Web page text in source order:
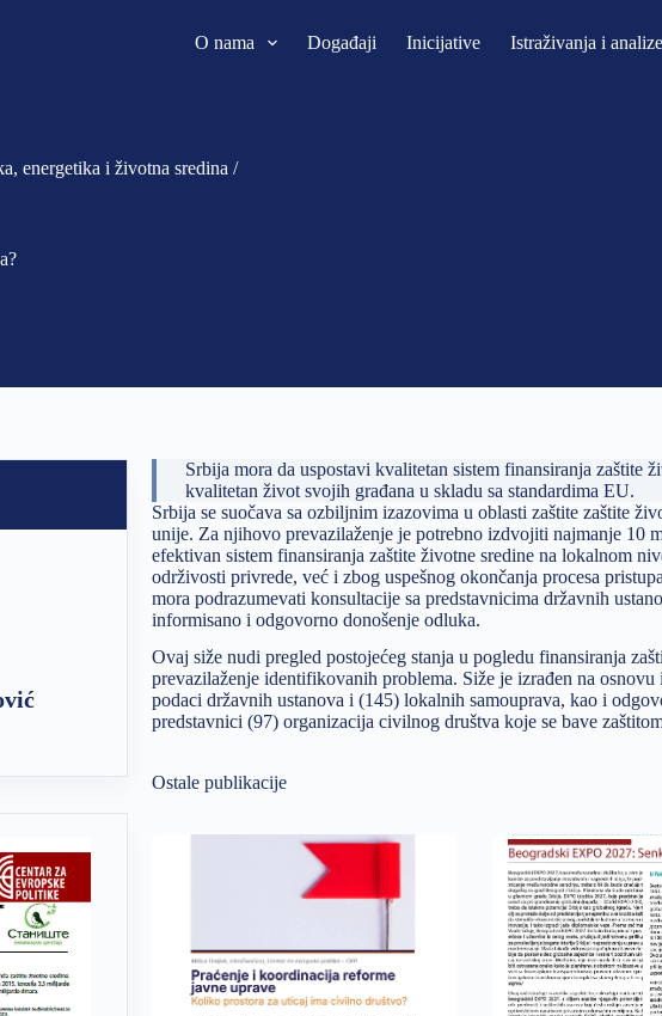
O nama Događaji Inicijative Istraživanja i analize
energetika i životna sredina /
Srbija mora da uspostavi kvalitetan sistem finansiranja
kvalitetan život svojih građana u skladu sa standardima EU.
Srbija se suočava sa ozbiljnim izazovima u oblasti zaštite zaštite
unije. Za njihovo prevazilaženje je potrebno izdvojiti najmanje 10
efektivan sistem finansiranja zaštite životne sredine na lokalnom
održivosti privrede, već i zbog uspešnog okončanja procesa
mora podrazumevati konsultacije sa predstavnicima državnih
informisano i odgovorno donošenje odluka.
Ovaj siže nudi pregled postojećeg stanja u pogledu finansiranja
prevazilaženje identifikovanih problema. Siže je izrađen na
podaci državnih ustanova i (145) lokalnih samouprava, kao i
predstavnici (97) organizacija civilnog društva koje se bave
Ostale publikacije